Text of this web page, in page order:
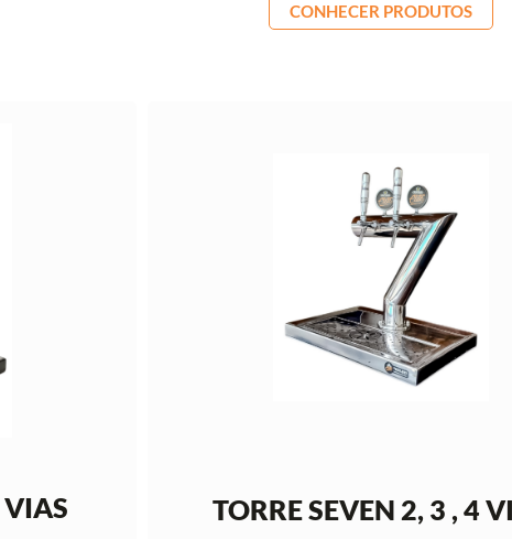
CONHECER PRODUTOS
VIAS TORRE SEVEN 2, 3 , 4